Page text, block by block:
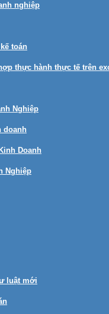
nghiệp
toán
thực hành thực tế trên
Nghiệp
doanh
Doanh
Nghiệp
luật mới